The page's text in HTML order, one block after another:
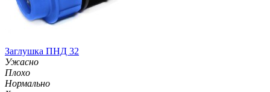
Заглушка ПНД 32
Ужасно
Плохо
Нормально